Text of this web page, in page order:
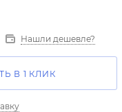
Нашли дешевле?
В 1 КЛИК